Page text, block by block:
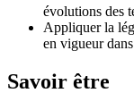
évolutions des
Appliquer la
en vigueur
Savoir être